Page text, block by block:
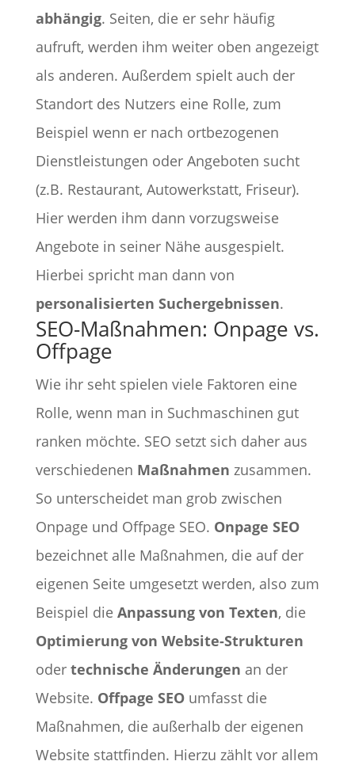
abhängig. Seiten, die er sehr häufig
aufruft, werden ihm weiter oben angezeigt
als anderen. Außerdem spielt auch der
Standort des Nutzers eine Rolle, zum
Beispiel wenn er nach ortbezogenen
Dienstleistungen oder Angeboten sucht
(z.B. Restaurant, Autowerkstatt, Friseur).
Hier werden ihm dann vorzugsweise
Angebote in seiner Nähe ausgespielt.
Hierbei spricht man dann von
personalisierten Suchergebnissen.
SEO-Maßnahmen: Onpage vs.
Offpage
Wie ihr seht spielen viele Faktoren eine
Rolle, wenn man in Suchmaschinen gut
ranken möchte. SEO setzt sich daher aus
verschiedenen Maßnahmen zusammen.
So unterscheidet man grob zwischen
Onpage und Offpage SEO. Onpage SEO
bezeichnet alle Maßnahmen, die auf der
eigenen Seite umgesetzt werden, also zum
Beispiel die Anpassung von Texten, die
Optimierung von Website-Strukturen
oder technische Änderungen an der
Website. Offpage SEOumfasst die
Maßnahmen, die außerhalb der eigenen
Website stattfinden. Hierzu zählt vor allem